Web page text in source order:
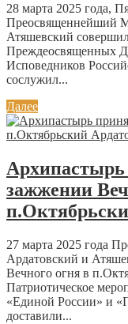
28 марта 2025 года,
Преосвященнейший
Атяшевский
Преждеосвященных
Исповедников
сослужил...
Далее
Архипастырь
зажжении
27 марта 2025 года
Ардатовский и
Вечного огня в
Патриотическое
«Единой России» и
доставили...